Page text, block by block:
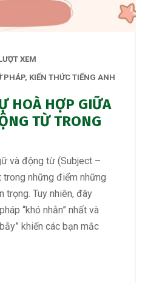
XEM
PHÁP, KIẾN THỨC TIẾNG ANH
HOÀ HỢP GIỮA
TỪ TRONG
và động từ (Subject –
những điểm những
trọng. Tuy nhiên, đây
“khó nhằn” nhất và
khiến các bạn mắc